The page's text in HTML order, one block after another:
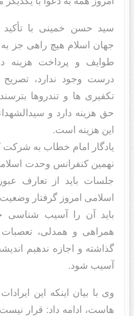
سید حسن خمینی با تأکید
جهان اسلام هیچ راهی جز
طوایف و پرداخت هزینه
درست وجود ندارد، تصریح
تکفیری ها و تندروها
حق هزینه دارد و
این هزینه است.
یادگار امام خطاب به شرکت
نهمین کنفرانس وحدت
جلسات باید از تعارف
اسلامی امروز گرفتار
باید آن را آسیب
همراهی و همدلی، تعصبات
گذاشته و اجازه ندهیم
آسیب شود.
وی با بیان اینکه این
هاست، ادامه داد: قرار